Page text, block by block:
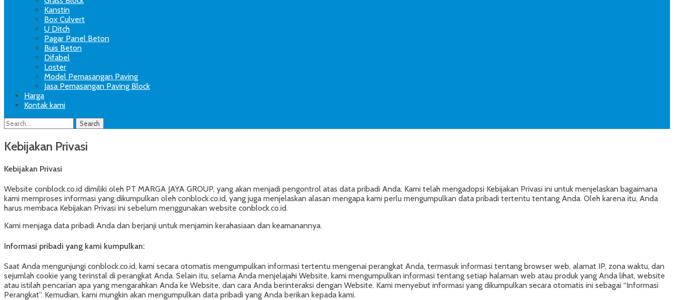
Kanstin
Box Culvert
U Ditch
Pagar Panel Beton
Buis Beton
Difabel
Loster
Model Pemasangan Paving
Jasa Pemasangan Paving Block
Harga
Kontak kami
Search
Search
for:
Kebijakan Privasi
Kebijakan Privasi
Website conblock.co.id dimiliki oleh PT MARGA JAYA GROUP, yang akan menjadi pengontrol atas data pribadi Anda. Kami telah mengadopsi Kebijakan Privasi ini untuk menjelaskan bagaimana
kami memproses informasi yang dikumpulkan oleh conblock.co.id, yang juga menjelaskan alasan mengapa kami perlu mengumpulkan data pribadi tertentu tentang Anda. Oleh karena itu, Anda
harus membaca Kebijakan Privasi ini sebelum menggunakan website conblock.co.id.
Kami menjaga data pribadi Anda dan berjanji untuk menjamin kerahasiaan dan keamanannya.
Informasi pribadi yang kami kumpulkan:
Saat Anda mengunjungi conblock.co.id, kami secara otomatis mengumpulkan informasi tertentu mengenai perangkat Anda, termasuk informasi tentang browser web, alamat IP, zona waktu, dan
sejumlah cookie yang terinstal di perangkat Anda. Selain itu, selama Anda menjelajahi Website, kami mengumpulkan informasi tentang setiap halaman web atau produk yang Anda lihat, website
atau istilah pencarian apa yang mengarahkan Anda ke Website, dan cara Anda berinteraksi dengan Website. Kami menyebut informasi yang dikumpulkan secara otomatis ini sebagai “Informasi
Perangkat”. Kemudian, kami mungkin akan mengumpulkan data pribadi yang Anda berikan kepada kami.